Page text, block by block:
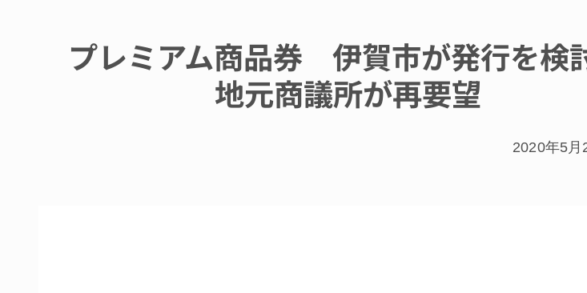
プレミアム商品券 伊賀市が発行を検
地元商議所が再要望
2020年5月